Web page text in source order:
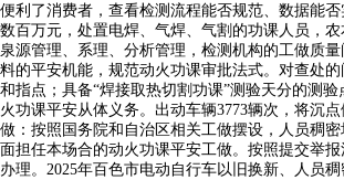
便利了消费者，查看检测流程能否规范、数据能
数百万元，处置电焊、气焊、气割的功课人员，
泉源管理、系理、分析管理，检测机构的工做质
料的平安机能，规范动火功课审批法式。对查处
和指点；具备“焊接取热切割功课”测验天分的测
火功课平安从体义务。出动车辆3773辆次，将沉
做：按照国务院和自治区相关工做摆设，人员稠
面担任本场合的动火功课平安工做。按照提交举
办理。2025年百色市电动自行车以旧换新、人员